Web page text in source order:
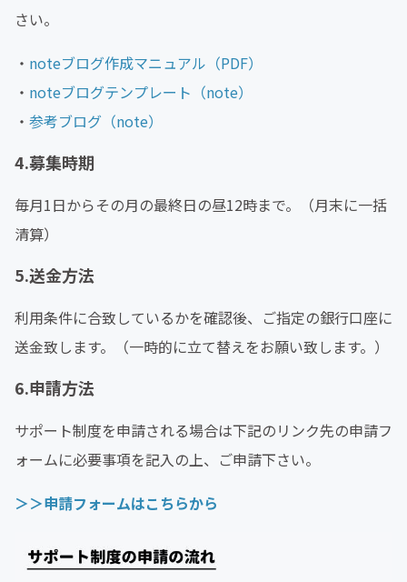
さい。
・ noteブログ作成マニュアル（PDF）
・ noteブログテンプレート（note）
・ 参考ブログ（note）
4.募集時期
毎月1日からその月の最終日の昼12時まで。（月末に一括
清算）
5.送金方法
利用条件に合致しているかを確認後、ご指定の銀行口座に
送金致します。（一時的に立て替えをお願い致します。）
6.申請方法
サポート制度を申請される場合は下記のリンク先の申請フ
ォームに必要事項を記入の上、ご申請下さい。
＞＞申請フォームはこちらから